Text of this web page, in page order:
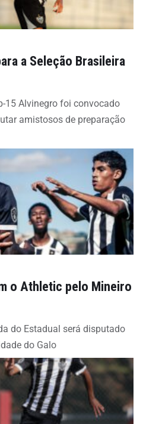
a Seleção Brasileira
15 Alvinegro foi convocado
amistosos de preparação
o Athletic pelo Mineiro
do Estadual será disputado
do Galo